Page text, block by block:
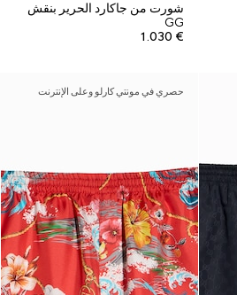
شورت من جاكارد الحرير بنقش
GG
€ 1.030
حصري في مونتي كارلو وعلى الإنترنت